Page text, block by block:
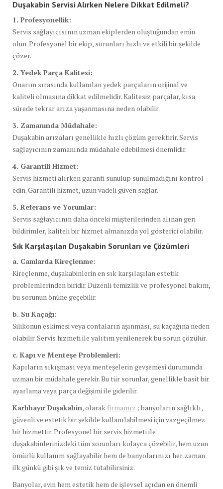
Duşakabin Servisi Alırken Nelere Dikkat Edilmeli?
1. Profesyonellik:
Servis sağlayıcısının uzman ekiplerden oluştuğundan emin
olun. Profesyonel bir ekip, sorunları hızlı ve etkili bir şekilde
çözer.
2. Yedek Parça Kalitesi:
Onarım sırasında kullanılan yedek parçaların orijinal ve
kaliteli olmasına dikkat edilmelidir. Kalitesiz parçalar, kısa
sürede tekrar arıza yaşanmasına neden olabilir.
3. Zamanında Müdahale:
Duşakabin arızaları genellikle hızlı çözüm gerektirir. Servis
sağlayıcının zamanında müdahale edebilmesi önemlidir.
4. Garantili Hizmet:
Servis hizmeti alırken garanti sunulup sunulmadığını kontrol
edin. Garantili hizmet, uzun vadeli güven sağlar.
5. Referans ve Yorumlar:
Servis sağlayıcının daha önceki müşterilerinden alınan geri
bildirimler, kaliteli bir hizmet almanızda yol gösterici olabilir.
Sık Karşılaşılan Duşakabin Sorunları ve Çözümleri
a. Camlarda Kireçlenme:
Kireçlenme, duşakabinlerin en sık karşılaşılan estetik
problemlerinden biridir. Düzenli temizlik ve profesyonel bakım,
bu sorunun önüne geçebilir.
b. Su Kaçağı:
Silikonun eskimesi veya contaların aşınması, su kaçağına neden
olabilir. Servis hizmeti ile yalıtım yenilenerek bu sorun çözülür.
c. Kapı ve Menteşe Problemleri:
Kapıların sıkışması veya menteşelerin gevşemesi durumunda
uzman bir müdahale gerekir. Bu tür sorunlar, genellikle basit bir
ayarlama veya parça değişimi ile giderilir.
Karlıbayır Duşakabin, olarak firmamız ; banyoların sağlıklı,
güvenli ve estetik bir şekilde kullanılabilmesi için vazgeçilmez
bir hizmettir. Profesyonel bir servis hizmeti ile
duşakabinlerinizdeki tüm sorunları kolayca çözebilir, hem uzun
ömürlü kullanım sağlayabilir hem de banyolarınızı her zaman
ilk günkü gibi şık ve temiz tutabilirsiniz.
Banyolar, evin hem estetik hem de işlevsel açıdan en önemli